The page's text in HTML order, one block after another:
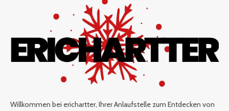
Willkommen bei erichartter, Ihrer Anlaufstelle zum Entdecken von